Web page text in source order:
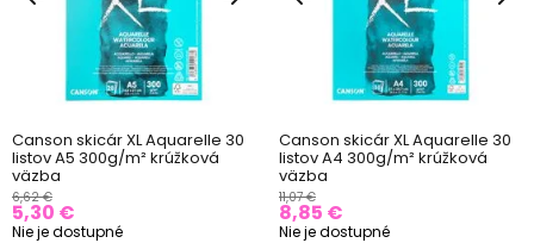
Canson skicár XL Aquarelle 30
listov A5 300g/m² krúžková
väzba
6,62 €
5,30 €
Nie je dostupné
Canson skicár XL Aquarelle 30
listov A4 300g/m² krúžková
väzba
11,07 €
8,85 €
Nie je dostupné